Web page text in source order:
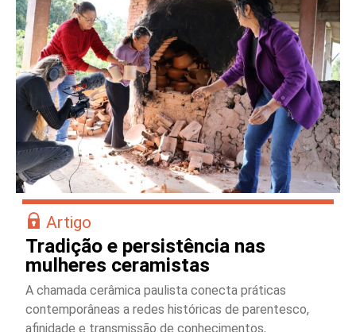
Artigo
Tradição e persistência nas
mulheres ceramistas
A chamada cerâmica paulista conecta práticas
contemporâneas a redes históricas de parentesco,
afinidade e transmissão de conhecimentos,